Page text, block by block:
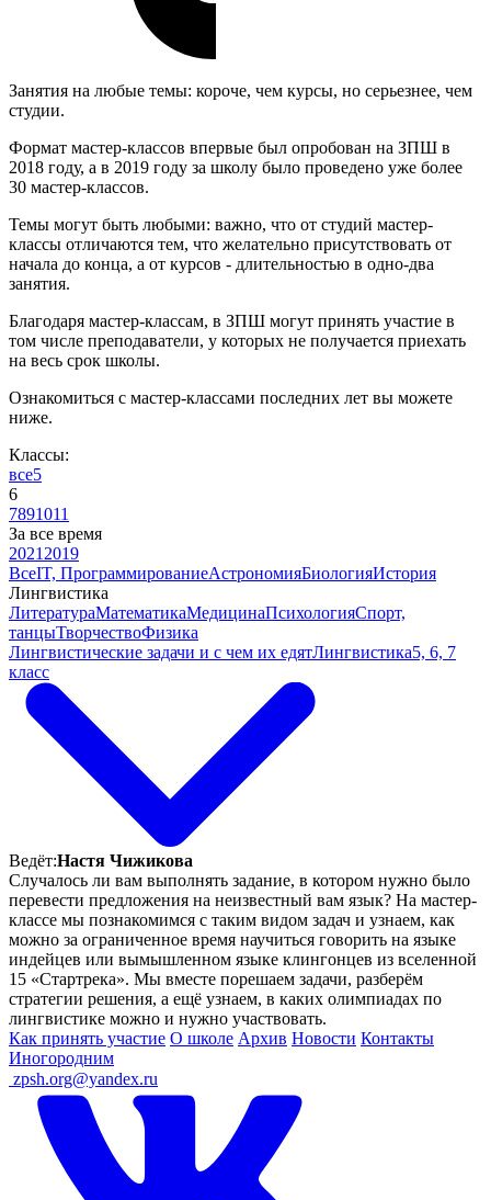
Занятия на любые темы: короче, чем курсы, но серьезнее, чем
студии.
Формат мастер-классов впервые был опробован на ЗПШ в
2018 году, а в 2019 году за школу было проведено уже более
30 мастер-классов.
Темы могут быть любыми: важно, что от студий мастер-
классы отличаются тем, что желательно присутствовать от
начала до конца, а от курсов - длительностью в одно-два
занятия.
Благодаря мастер-классам, в ЗПШ могут принять участие в
том числе преподаватели, у которых не получается приехать
на весь срок школы.
Ознакомиться с мастер-классами последних лет вы можете
ниже.
Классы:
все5
6
7891011
За все время
2021 2019
ВсеIT, ПрограммированиеАстрономияБиологияИстория
Лингвистика
ЛитератураМатематикаМедицинаПсихологияСпорт,
танцыТворчествоФизика
Лингвистические задачи и с чем их едятЛингвистика5, 6, 7
класс
Ведёт:Настя Чижикова
Случалось ли вам выполнять задание, в котором нужно было
перевести предложения на неизвестный вам язык? На мастер-
классе мы познакомимся с таким видом задач и узнаем, как
можно за ограниченное время научиться говорить на языке
индейцев или вымышленном языке клингонцев из вселенной
15 «Стартрека». Мы вместе порешаем задачи, разберём
стратегии решения, а ещё узнаем, в каких олимпиадах по
лингвистике можно и нужно участвовать.
Как принять участие О школе Архив Новости Контакты
Иногородним
zpsh.org@yandex.ru